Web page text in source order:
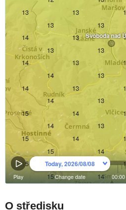
O středisku